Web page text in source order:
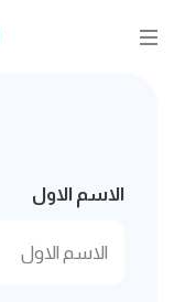
الاسم الاول